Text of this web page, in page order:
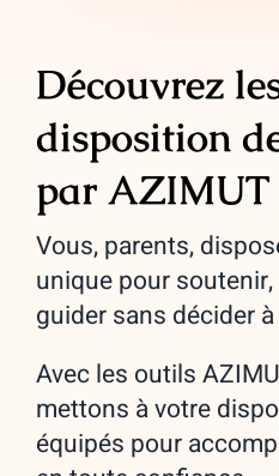
Découvrez
disposition
par AZIMUT
Vous, parents,
unique pour
guider sans décider
Avec les outils
mettons à votre
équipés pour